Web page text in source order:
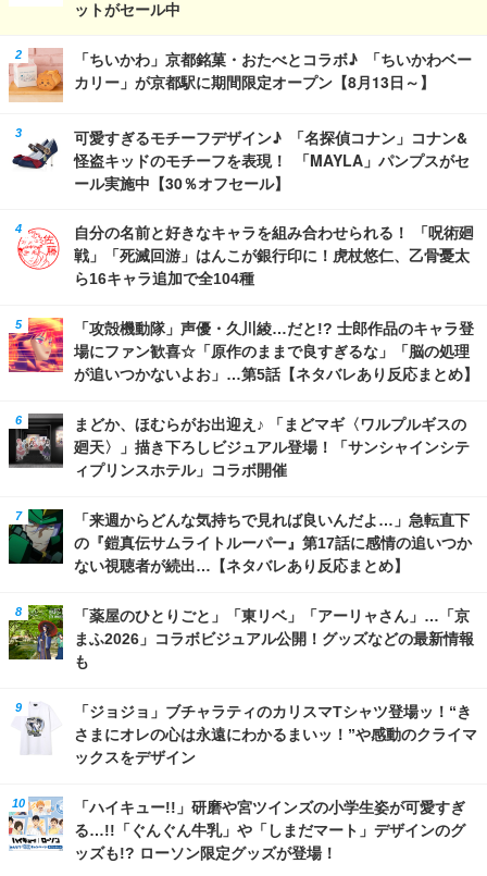
ットがセール中
「ちいかわ」京都銘菓・おたべとコラボ♪ 「ちいかわベー
カリー」が京都駅に期間限定オープン【8月13日～】
可愛すぎるモチーフデザイン♪ 「名探偵コナン」コナン&
怪盗キッドのモチーフを表現！ 「MAYLA」パンプスがセ
ール実施中【30％オフセール】
自分の名前と好きなキャラを組み合わせられる！ 「呪術廻
戦」「死滅回游」はんこが銀行印に！虎杖悠仁、乙骨憂太
ら16キャラ追加で全104種
「攻殻機動隊」声優・久川綾…だと!? 士郎作品のキャラ登
場にファン歓喜☆「原作のままで良すぎるな」「脳の処理
が追いつかないよお」…第5話【ネタバレあり反応まとめ】
まどか、ほむらがお出迎え♪ 「まどマギ〈ワルプルギスの
廻天〉」描き下ろしビジュアル登場！「サンシャインシテ
ィプリンスホテル」コラボ開催
「来週からどんな気持ちで見れば良いんだよ…」急転直下
の『鎧真伝サムライトルーパー』第17話に感情の追いつか
ない視聴者が続出…【ネタバレあり反応まとめ】
「薬屋のひとりごと」「東リベ」「アーリャさん」…「京
まふ2026」コラボビジュアル公開！グッズなどの最新情報
も
「ジョジョ」ブチャラティのカリスマTシャツ登場ッ！“き
さまにオレの心は永遠にわかるまいッ！”や感動のクライマ
ックスをデザイン
「ハイキュー!!」研磨や宮ツインズの小学生姿が可愛すぎ
る…!!「ぐんぐん牛乳」や「しまだマート」デザインのグ
ッズも!? ローソン限定グッズが登場！